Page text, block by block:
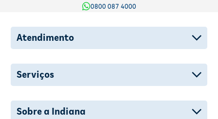
0800 087 4000
Atendimento
Serviços
Sobre a Indiana